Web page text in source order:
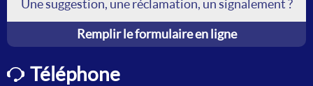
Une suggestion, une réclamation, un signalement ?
Remplir le formulaire en ligne
Téléphone